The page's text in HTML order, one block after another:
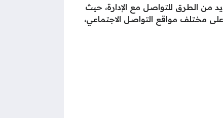
من الطرق للتواصل مع الإدارة، حيث
مختلف مواقع التواصل الاجتماعي،